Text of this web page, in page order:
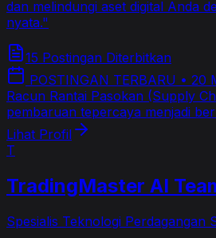
dan melindungi aset digital Anda
nyata."
15 Postingan Diterbitkan
POSTINGAN TERBARU • 20
Racun Rantai Pasokan (Supply
pembaruan tepercaya menjadi
Lihat Profil
T
TradingMaster AI
Spesialis Teknologi Perdagangan